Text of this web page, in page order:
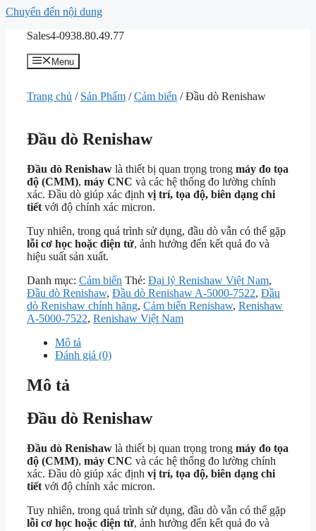
Chuyển đến nội dung
Sales4-0938.80.49.77
Menu
Trang chủ / Sản Phẩm /Cảm biến / Đầu dò Renishaw
Đầu dò Renishaw
Đầu dò Renishaw là thiết bị quan trọng trong máy đo tọa
độ (CMM), máy CNC và các hệ thống đo lường chính
xác. Đầu dò giúp xác định vị trí, tọa độ, biên dạng chi
tiết với độ chính xác micron.
Tuy nhiên, trong quá trình sử dụng, đầu dò vẫn có thể gặp
lỗi cơ học hoặc điện tử, ảnh hưởng đến kết quả đo và
hiệu suất sản xuất.
Danh mục: Cảm biến Thẻ: Đại lý Renishaw Việt Nam,
Đầu dò Renishaw, Đầu dò Renishaw A-5000-7522, Đầu
dò Renishaw chính hãng, Cảm biến Renishaw, Renishaw
A-5000-7522, Renishaw Việt Nam
Mô tả
Đánh giá (0)
Mô tả
Đầu dò Renishaw
Đầu dò Renishaw là thiết bị quan trọng trong máy đo tọa
độ (CMM), máy CNC và các hệ thống đo lường chính
xác. Đầu dò giúp xác định vị trí, tọa độ, biên dạng chi
tiết với độ chính xác micron.
Tuy nhiên, trong quá trình sử dụng, đầu dò vẫn có thể gặp
lỗi cơ học hoặc điện tử, ảnh hưởng đến kết quả đo và